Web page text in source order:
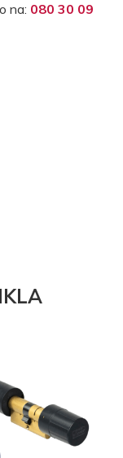
na: 080 30 09